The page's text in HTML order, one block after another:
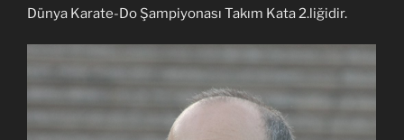
Dünya Karate-Do Şampiyonası Takım Kata 2.liğidir.